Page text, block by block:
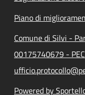
Piano di
Comune di Silvi -
00175740679 -
Powered by